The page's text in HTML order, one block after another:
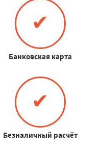
✔
Банковская карта
✔
Безналичный расчёт